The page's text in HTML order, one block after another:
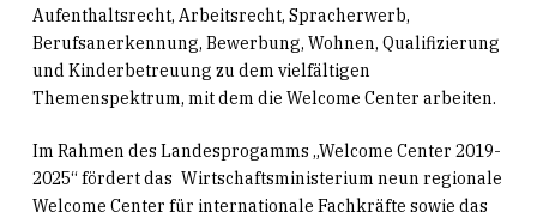
Aufenthaltsrecht, Arbeitsrecht, Spracherwerb,
Berufsanerkennung, Bewerbung, Wohnen, Qualifizierung
und Kinderbetreuung zu dem vielfältigen
Themenspektrum, mit dem die Welcome Center arbeiten.
Im Rahmen des Landesprogamms „Welcome Center 2019-
2025“ fördert das Wirtschaftsministerium neun regionale
Welcome Center für internationale Fachkräfte sowie das